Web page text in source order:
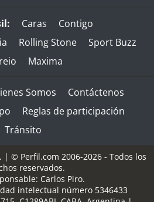
Caras
Contigo
Rolling Stone
Sport Buzz
Maxima
Somos
Contáctenos
Reglas de participación
Tránsito
| © Perfil.com 2006-2026 - Todos los
reservados.
Carlos Piro.
intelectual número 5346433